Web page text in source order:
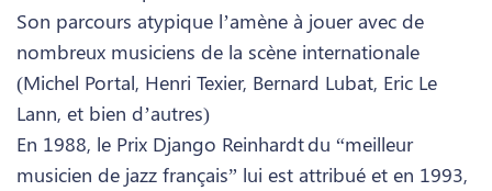
Son parcours atypique l’amène à jouer avec de
nombreux musiciens de la scène internationale
(Michel Portal, Henri Texier, Bernard Lubat, Eric Le
Lann, et bien d’autres)
En 1988, le Prix Django Reinhardt du “meilleur
musicien de jazz français” lui est attribué et en 1993,